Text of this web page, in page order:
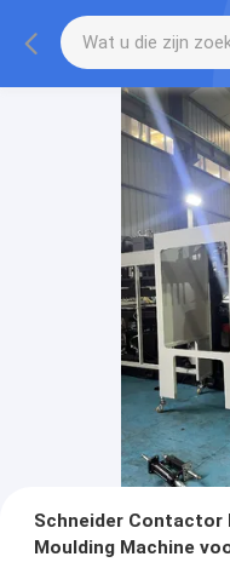
Schneider
Moulding Machine